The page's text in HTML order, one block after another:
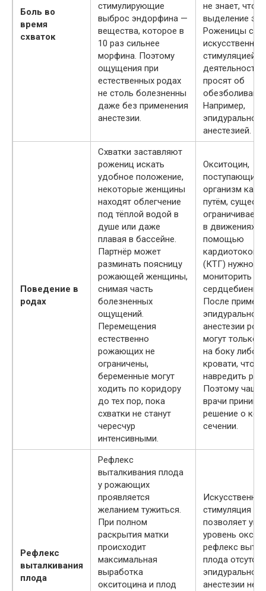
Боль во
время
схваток
стимулирующие
выброс эндорфина —
вещества, которое в
10 раз сильнее
морфина. Поэтому
ощущения при
естественных родах
не столь болезненны
даже без применения
анестезии.
не знает, что
выделение
Роженицы с
искусственной
стимуляцией
деятельности
просят об
Например,
эпидуральной
анестезией.
Поведение в
родах
Схватки заставляют
рожениц искать
удобное положение,
некоторые женщины
находят облегчение
под тёплой водой в
душе или даже
плавая в бассейне.
Партнёр может
разминать поясницу
рожающей женщины,
снимая часть
болезненных
ощущений.
Перемещения
естественно
рожающих не
ограничены,
беременные могут
ходить по коридору
до тех пор, пока
схватки не станут
чересчур
интенсивными.
Окситоцин,
поступающий
организм
путём,
ограничивает
в движениях. С
помощью
(КТГ) нужно
мониторить
сердцебиение
После
эпидуральной
анестезии
могут только
на боку либо
кровати, что
навредить
Поэтому чаще
врачи
решение о
сечении.
Рефлекс
выталкивания
плода
Рефлекс
выталкивания плода
у рожающих
проявляется
желанием тужиться.
При полном
раскрытия матки
происходит
максимальная
выработка
окситоцина и плод
Искусственная
стимуляция
позволяет
уровень
рефлекс
плода
эпидуральной
анестезии